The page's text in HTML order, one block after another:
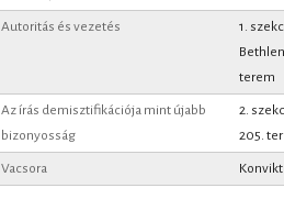
Autoritás és vezetés
1.
Bethlen
terem
Az írás demisztifikációja mint újabb
bizonyosság
2.
205.
Vacsora